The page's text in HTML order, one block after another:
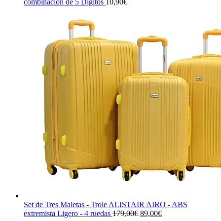
Set de Tres Maletas - Trole ALISTAIR AIRO - ABS
extremista Ligero - 4 ruedas 179,00€ El
89,00€El